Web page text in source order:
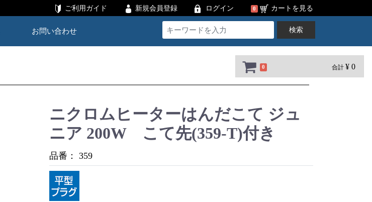
0 合計 ¥ 0
ご利用ガイド 新規会員登録 ログイン 0 カートを見る
お問い合わせ 検索
ニクロムヒーターはんだこて ジュ
ニア 200W こて先(359-T)付き
品番： 359